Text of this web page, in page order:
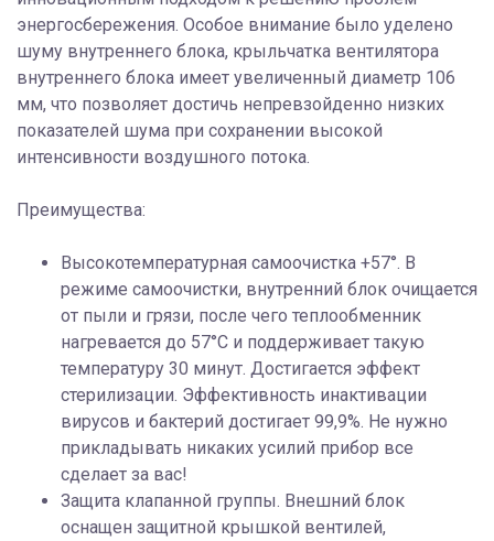
энергосбережения. Особое внимание было уделено
шуму внутреннего блока, крыльчатка вентилятора
внутреннего блока имеет увеличенный диаметр 106
мм, что позволяет достичь непревзойденно низких
показателей шума при сохранении высокой
интенсивности воздушного потока.
Преимущества:
Высокотемпературная самоочистка +57°. В
режиме самоочистки, внутренний блок очищается
от пыли и грязи, после чего теплообменник
нагревается до 57°С и поддерживает такую
температуру 30 минут. Достигается эффект
стерилизации. Эффективность инактивации
вирусов и бактерий достигает 99,9%. Не нужно
прикладывать никаких усилий прибор все
сделает за вас!
Защита клапанной группы. Внешний блок
оснащен защитной крышкой вентилей,